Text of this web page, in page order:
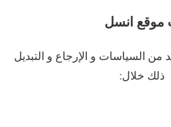
موقع انسل
من السياسات و الإرجاع و التبديل
ذلك خلال: